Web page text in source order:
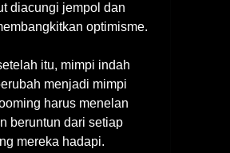
diacungi jempol dan
optimisme.
itu, mimpi indah
menjadi mimpi
harus menelan
beruntun dari setiap
mereka hadapi.